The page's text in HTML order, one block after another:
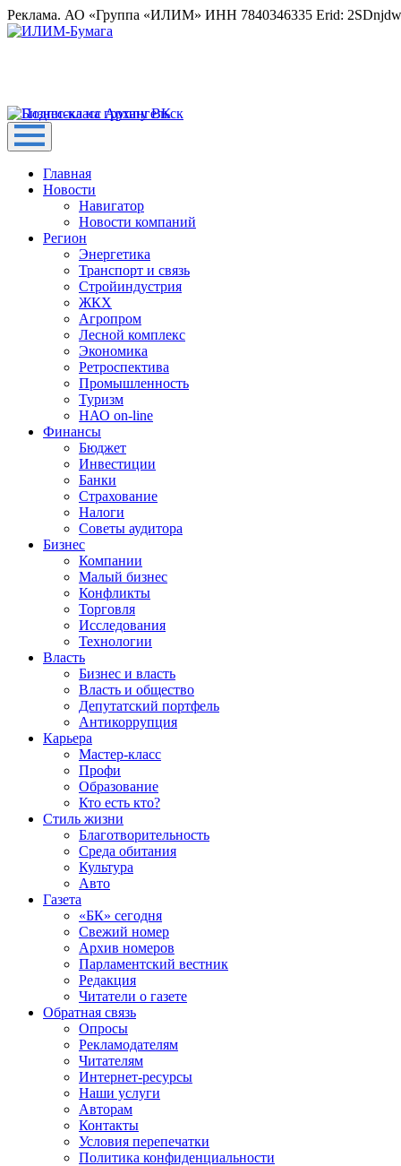
Реклама. АО «Группа «ИЛИМ» ИНН 7840346335 Erid:
Главная
Новости
Навигатор
Новости компаний
Регион
Энергетика
Транспорт и связь
Стройиндустрия
ЖКХ
Агропром
Лесной комплекс
Экономика
Ретроспектива
Промышленность
Туризм
НАО on-line
Финансы
Бюджет
Инвестиции
Банки
Страхование
Налоги
Советы аудитора
Бизнес
Компании
Малый бизнес
Конфликты
Торговля
Исследования
Технологии
Власть
Бизнес и власть
Власть и общество
Депутатский портфель
Антикоррупция
Карьера
Мастер-класс
Профи
Образование
Кто есть кто?
Стиль жизни
Благотворительность
Среда обитания
Культура
Авто
Газета
«БК» сегодня
Свежий номер
Архив номеров
Парламентский вестник
Редакция
Читатели о газете
Обратная связь
Опросы
Рекламодателям
Читателям
Интернет-ресурсы
Наши услуги
Авторам
Контакты
Условия перепечатки
Политика конфиденциальности